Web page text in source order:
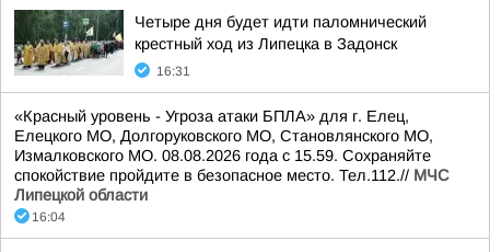
Четыре дня будет идти паломнический
крестный ход из Липецка в Задонск
16:31
«Красный уровень - Угроза атаки БПЛА» для г. Елец,
Елецкого МО, Долгоруковского МО, Становлянского МО,
Измалковского МО. 08.08.2026 года с 15.59. Сохраняйте
спокойствие пройдите в безопасное место. Тел.112.// МЧС
Липецкой области
16:04